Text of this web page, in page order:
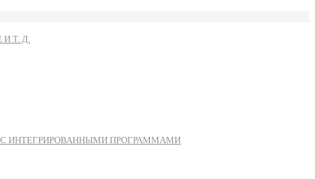
Т. Д.
ИНТЕГРИРОВАННЫМИ ПРОГРАММАМИ